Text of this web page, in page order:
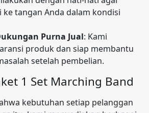
tangan Anda dalam kondisi
Purna Jual: Kami
produk dan siap membantu
setelah pembelian.
1 Set Marching Band
kebutuhan setiap pelanggan